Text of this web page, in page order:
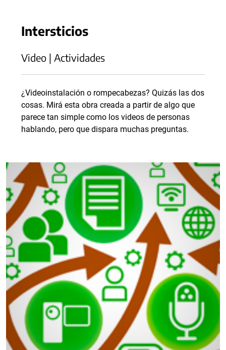
Intersticios
Video | Actividades
¿Videoinstalación o rompecabezas? Quizás las dos
cosas. Mirá esta obra creada a partir de algo que
parece tan simple como los videos de personas
hablando, pero que dispara muchas preguntas.